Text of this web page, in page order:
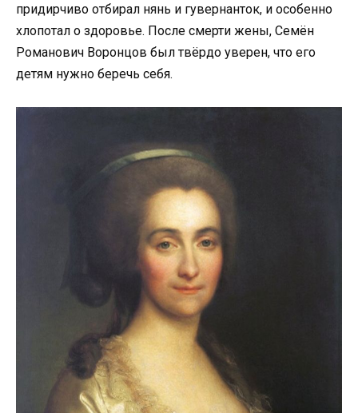
придирчиво отбирал нянь и гувернанток, и особенно
хлопотал о здоровье. После смерти жены, Семён
Романович Воронцов был твёрдо уверен, что его
детям нужно беречь себя.